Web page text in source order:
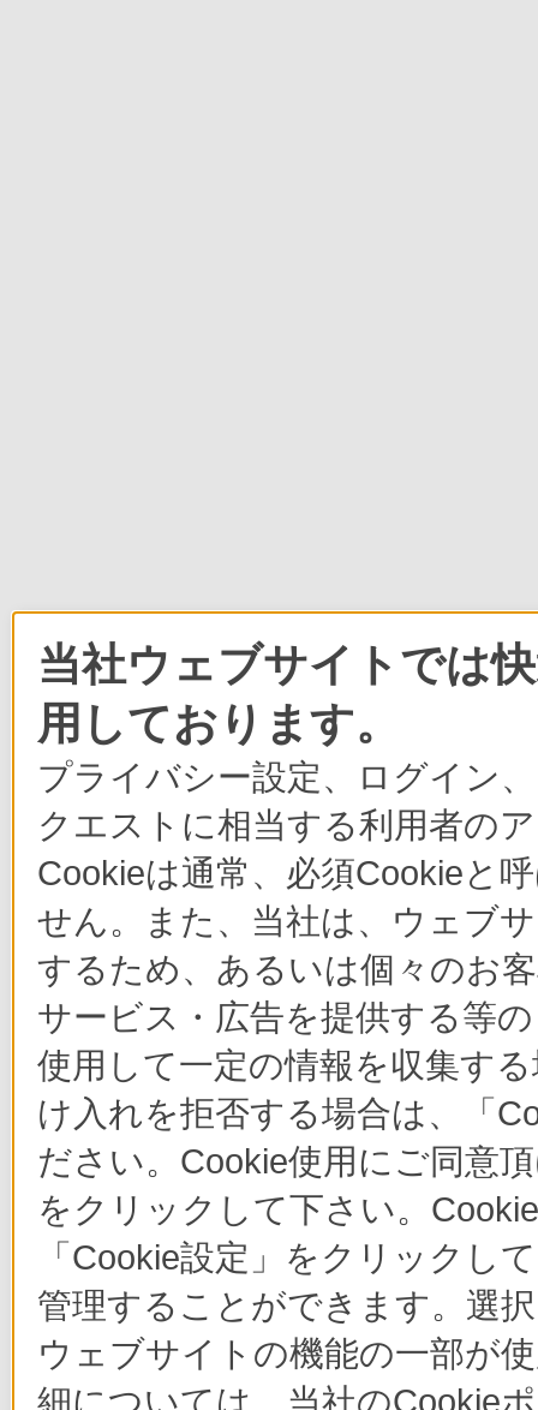
当社ウェブサイトでは
用しております。
プライバシー設定、ログイン
クエストに相当する利用者の
Cookieは通常、必須Cookieと
せん。また、当社は、ウェブ
するため、あるいは個々のお
サービス・広告を提供する等
使用して一定の情報を収集す
け入れを拒否する場合は、「
ださい。Cookie使用にご同意
をクリックして下さい。
「Cookie設定」をクリックし
管理することができます。選
ウェブサイトの機能の一部が
細については、当社のCookie